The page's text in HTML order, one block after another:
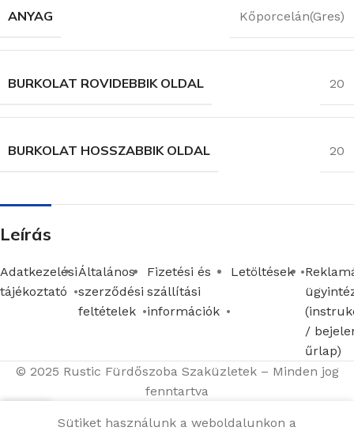
ANYAG Kőporcelán(Gres)
BURKOLAT ROVIDEBBIK OLDAL 20
BURKOLAT HOSSZABBIK OLDAL 20
Leírás
Adatkezelési
tájékoztató
Általános
szerződési
feltételek
Fizetési és
szállítási
információk
Letöltések
/
űrlap)
© 2025 Rustic Fürdőszoba Szaküzletek – Minden jog
fenntartva
Sütiket használunk a weboldalunkon a